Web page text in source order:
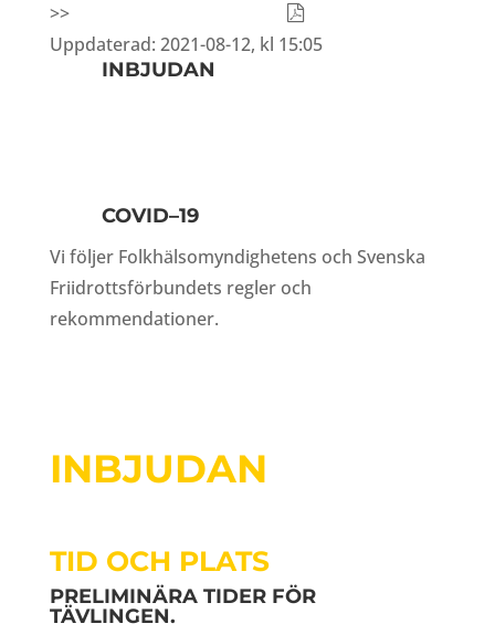
>>
Uppdaterad: 2021-08-12, kl 15:05
INBJUDAN
COVID–19
Vi följer Folkhälsomyndighetens och Svenska
Friidrottsförbundets regler och
rekommendationer.
INBJUDAN
TID OCH PLATS
PRELIMINÄRA TIDER FÖR
TÄVLINGEN.